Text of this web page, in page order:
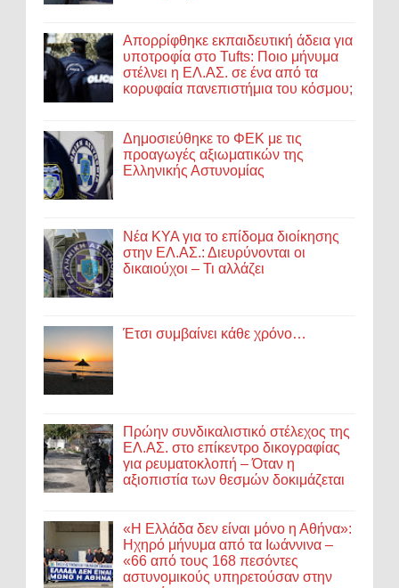
Απορρίφθηκε εκπαιδευτική άδεια για
υποτροφία στο Tufts: Ποιο μήνυμα
στέλνει η ΕΛ.ΑΣ. σε ένα από τα
κορυφαία πανεπιστήμια του κόσμου;
Δημοσιεύθηκε το ΦΕΚ με τις
προαγωγές αξιωματικών της
Ελληνικής Αστυνομίας
Νέα ΚΥΑ για το επίδομα διοίκησης
στην ΕΛ.ΑΣ.: Διευρύνονται οι
δικαιούχοι – Τι αλλάζει
Έτσι συμβαίνει κάθε χρόνο…
Πρώην συνδικαλιστικό στέλεχος της
ΕΛ.ΑΣ. στο επίκεντρο δικογραφίας
για ρευματοκλοπή – Όταν η
αξιοπιστία των θεσμών δοκιμάζεται
«Η Ελλάδα δεν είναι μόνο η Αθήνα»:
Ηχηρό μήνυμα από τα Ιωάννινα –
«66 από τους 168 πεσόντες
αστυνομικούς υπηρετούσαν στην